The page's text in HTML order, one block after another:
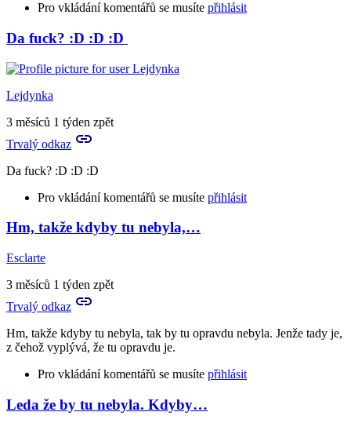
Pro vkládání komentářů se musíte přihlásit
In
reply
to
Burárum!!!
by
Tora
Da fuck? :D :D :D
Lejdynka
3 měsíců 1 týden zpět
Trvalý odkaz
Da fuck? :D :D :D
Pro vkládání komentářů se musíte přihlásit
Hm, takže kdyby tu nebyla,…
Esclarte
3 měsíců 1 týden zpět
Trvalý odkaz
Hm, takže kdyby tu nebyla, tak by tu opravdu nebyla. Jenže tady je,
z čehož vyplývá, že tu opravdu je.
Pro vkládání komentářů se musíte přihlásit
Leda že by tu nebyla. Kdyby…